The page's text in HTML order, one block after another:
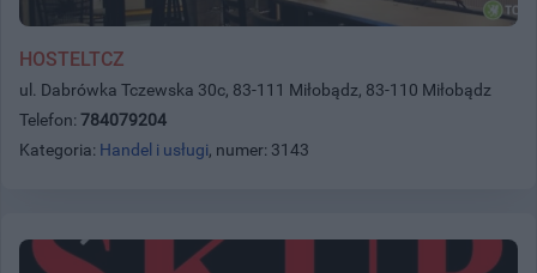
HOSTELTCZ
ul. Dabrówka Tczewska 30c, 83-111 Miłobądz, 83-110 Miłobądz
Telefon: 784079204
Kategoria: Handel i usługi, numer: 3143